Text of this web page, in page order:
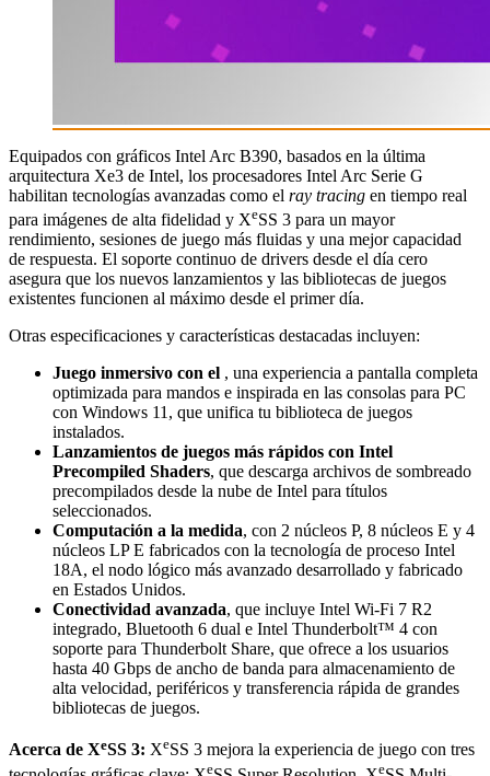
Equipados con gráficos Intel Arc B390, basados en la última
arquitectura Xe3 de Intel, los procesadores Intel Arc Serie G
habilitan tecnologías avanzadas como el ray tracing en tiempo real
para imágenes de alta fidelidad y XeSS 3 para un mayor
rendimiento, sesiones de juego más fluidas y una mejor capacidad
de respuesta. El soporte continuo de drivers desde el día cero
asegura que los nuevos lanzamientos y las bibliotecas de juegos
existentes funcionen al máximo desde el primer día.
Otras especificaciones y características destacadas incluyen:
Juego inmersivo con el , una experiencia a pantalla completa
optimizada para mandos e inspirada en las consolas para PC
con Windows 11, que unifica tu biblioteca de juegos
instalados.
Lanzamientos de juegos más rápidos con Intel
Precompiled Shaders, que descarga archivos de sombreado
precompilados desde la nube de Intel para títulos
seleccionados.
Computación a la medida, con 2 núcleos P, 8 núcleos E y 4
núcleos LP E fabricados con la tecnología de proceso Intel
18A, el nodo lógico más avanzado desarrollado y fabricado
en Estados Unidos.
Conectividad avanzada, que incluye Intel Wi-Fi 7 R2
integrado, Bluetooth 6 dual e Intel Thunderbolt™ 4 con
soporte para Thunderbolt Share, que ofrece a los usuarios
hasta 40 Gbps de ancho de banda para almacenamiento de
alta velocidad, periféricos y transferencia rápida de grandes
bibliotecas de juegos.
Acerca de XeSS 3: XeSS 3 mejora la experiencia de juego con tres
e e